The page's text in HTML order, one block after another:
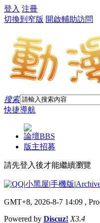
登入 注冊
切換到窄版 開啟輔助訪問
搜索
快捷導航
論壇BBS
版主招募
請先登入後才能繼續瀏覽
|小黑屋|手機版|
GMT+8, 2026-8-7 14:09 ,
Powered by Discuz! X3.4